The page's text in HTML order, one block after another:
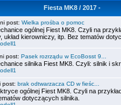
Fiesta MK8 / 2017 -
post: Wielka prośba o pomoc
ogólnej Fiest MK8. Czyli na
układ kierowniczy, itp. Bez tematów
post: Pasek rozrządu w EcoBosst 9...
silnika Fiest MK8. Czyli: silnik i
post: brak odtwarzacza CD w fieśc...
ogólnej Fiest MK8. Czyli na
dotyczących silnika.